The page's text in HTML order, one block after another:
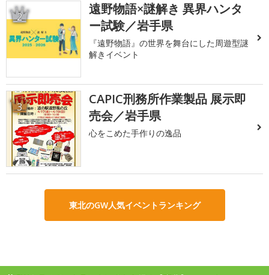
2
遠野物語×謎解き 異界ハンタ
ー試験／岩手県
『遠野物語』の世界を舞台にした周遊型謎
解きイベント
3
CAPIC刑務所作業製品 展示即
売会／岩手県
心をこめた手作りの逸品
東北のGW人気イベントランキング